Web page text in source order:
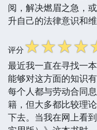
阅，解决燃眉之急，
升自己的法律意识和维
评分☆☆☆☆
最近我一直在寻找一
能够对这方面的知识
每个人都与劳动合同
籍，但大多都比较理
下去。当我在网上看